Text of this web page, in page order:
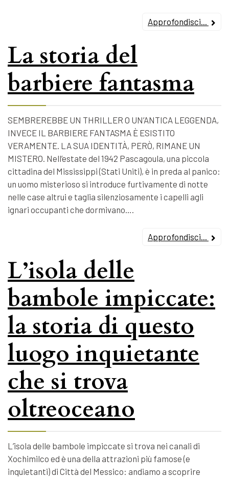
Approfondisci...
La storia del
barbiere fantasma
SEMBREREBBE UN THRILLER O UN’ANTICA LEGGENDA,
INVECE IL BARBIERE FANTASMA È ESISTITO
VERAMENTE. LA SUA IDENTITÀ, PERÒ, RIMANE UN
MISTERO. Nell’estate del 1942 Pascagoula, una piccola
cittadina del Mississippi (Stati Uniti), è in preda al panico:
un uomo misterioso si introduce furtivamente di notte
nelle case altrui e taglia silenziosamente i capelli agli
ignari occupanti che dormivano….
Approfondisci...
L’isola delle
bambole impiccate:
la storia di questo
luogo inquietante
che si trova
oltreoceano
L’isola delle bambole impiccate si trova nei canali di
Xochimilco ed è una della attrazioni più famose (e
inquietanti) di Città del Messico: andiamo a scoprire